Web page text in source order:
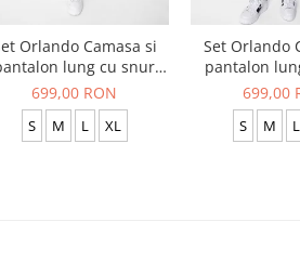
Orlando Camasa si
lung cu snur
Premium Black
699,00 RON
S M L XL
Set Orlando
pantalon
Premium
699,00
S M L